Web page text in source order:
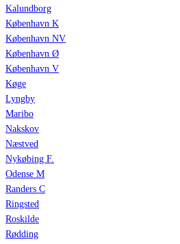
Kalundborg
København K
København NV
København Ø
København V
Køge
Lyngby
Maribo
Nakskov
Næstved
Nykøbing F.
Odense M
Randers C
Ringsted
Roskilde
Rødding